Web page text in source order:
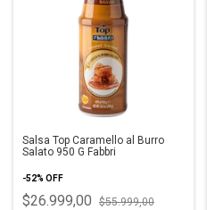
Salsa Top Caramello al Burro
Salato 950 G Fabbri
-52% OFF
$26.999,00
$55.999,00